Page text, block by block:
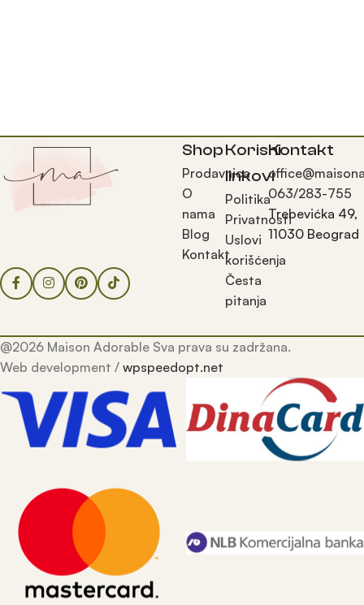
Shop
Prodavnica
O
nama
Blog
Kontakt
Korisni
linkovi
Politika
Privatnosti
Uslovi
korišćenja
Česta
pitanja
Kontakt
063/283-755
Trebevićka 49,
11030 Beograd
@2026 Maison Adorable Sva prava su zadržana.
Web development / wpspeedopt.net